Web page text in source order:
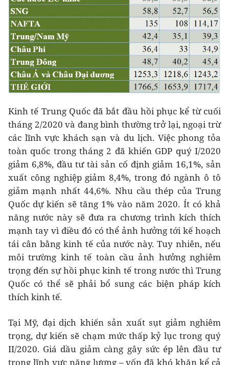
Kinh tế Trung Quốc đã bắt đầu hồi phục kể từ cuối
tháng 2/2020 và đang bình thường trở lại, ngoại trừ
các lĩnh vực khách sạn và du lịch. Việc phong tỏa
toàn quốc trong tháng 2 đã khiến GDP quý I/2020
giảm 6,8%, đầu tư tài sản cố định giảm 16,1%, sản
xuất công nghiệp giảm 8,4%, trong đó ngành ô tô
giảm mạnh nhất 44,6%. Nhu cầu thép của Trung
Quốc dự kiến sẽ tăng 1% vào năm 2020. Ít có khả
năng nước này sẽ đưa ra chương trình kích thích
mạnh tay vì điều đó có thể ảnh hưởng tới kế hoạch
tái cân bằng kinh tế của nước này. Tuy nhiên, nếu
môi trường kinh tế toàn cầu ảnh hưởng nghiêm
trọng đến sự hồi phục kinh tế trong nước thì Trung
Quốc có thể sẽ phải bổ sung các biện pháp kích
thích kinh tế.
Tại Mỹ, đại dịch khiến sản xuất sụt giảm nghiêm
trọng, dự kiến sẽ chạm mức thấp kỷ lục trong quý
II/2020. Giá dầu giảm càng gây sức ép lên đầu tư
trong lĩnh vực năng lượng – vốn đã khó khăn kể cả